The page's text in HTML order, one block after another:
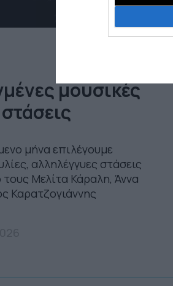
μουσικές
στάσεις
μήνα επιλέγουμε
αλληλέγγυες στάσεις
Μελίτα Κάραλη, Άννα
Καρατζογιάννης